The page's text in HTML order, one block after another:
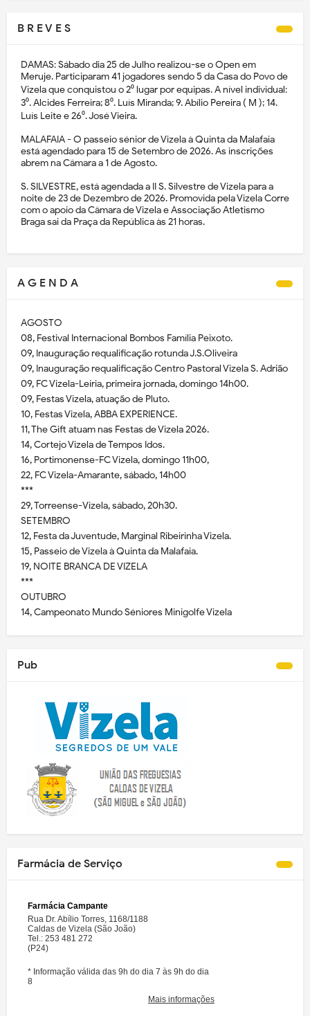
B R E V E S
DAMAS: Sábado dia 25 de Julho realizou-se o Open em
Meruje. Participaram 41 jogadores sendo 5 da Casa do Povo de
Vizela que conquistou o 2⁰ lugar por equipas. A nível individual:
3⁰. Alcides Ferreira; 8⁰. Luís Miranda; 9. Abílio Pereira ( M ); 14.
Luís Leite e 26⁰. José Vieira.
MALAFAIA - O passeio sénior de Vizela à Quinta da Malafaia
está agendado para 15 de Setembro de 2026. As inscrições
abrem na Câmara a 1 de Agosto.
S. SILVESTRE, está agendada a II S. Silvestre de Vizela para a
noite de 23 de Dezembro de 2026. Promovida pela Vizela Corre
com o apoio da Câmara de Vizela e Associação Atletismo
Braga sai da Praça da República às 21 horas.
A G E N D A
AGOSTO
08, Festival Internacional Bombos Família Peixoto.
09, Inauguração requalificação rotunda J.S.Oliveira
09, Inauguração requalificação Centro Pastoral Vizela S. Adrião
09, FC Vizela-Leiria, primeira jornada, domingo 14h00.
09, Festas Vizela, atuação de Pluto.
10, Festas Vizela, ABBA EXPERIENCE.
11, The Gift atuam nas Festas de Vizela 2026.
14, Cortejo Vizela de Tempos Idos.
16, Portimonense-FC Vizela, domingo 11h00,
22, FC Vizela-Amarante, sábado, 14h00
***
29, Torreense-Vizela, sábado, 20h30.
SETEMBRO
12, Festa da Juventude, Marginal Ribeirinha Vizela.
15, Passeio de Vizela à Quinta da Malafaia.
19, NOITE BRANCA DE VIZELA
***
OUTUBRO
14, Campeonato Mundo Séniores Minigolfe Vizela
Pub
Farmácia de Serviço